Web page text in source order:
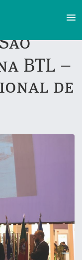
BTL –
de